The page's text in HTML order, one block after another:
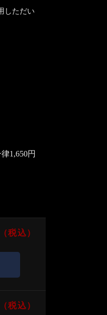
しただい
1,650円
（税込）
（税込）